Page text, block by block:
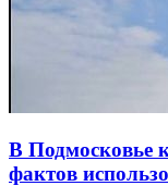
В Подмосковье
фактов